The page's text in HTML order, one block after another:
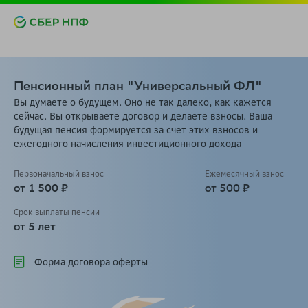
Пенсионный план "Универсальный ФЛ"
Вы думаете о будущем. Оно не так далеко, как кажется
сейчас. Вы открываете договор и делаете взносы. Ваша
будущая пенсия формируется за счет этих взносов и
ежегодного начисления инвестиционного дохода
от 1 500 ₽
Первоначальный взнос
от 500 ₽
Ежемесячный взнос
от 5 лет
Срок выплаты пенсии
Форма договора оферты